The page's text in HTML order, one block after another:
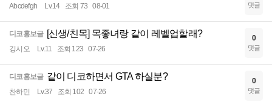
Abcdefgh Lv.14 조회 73 08-01 댓글
디코홍보글 [신생/친목] 목좋녀랑 같이 레벨업할래?
깅시오 Lv.11 조회 123 07-26
0
댓글
디코홍보글 같이 디코하면서 GTA 하실분?
찬하민 Lv.37 조회 102 07-26
0
댓글